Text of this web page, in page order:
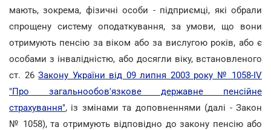
мають, зокрема, фізичні особи - підприємці, які обрали
спрощену систему оподаткування, за умови, що вони
отримують пенсію за віком або за вислугою років, або є
особами з інвалідністю, або досягли віку, встановленого
ст. 26Закону України від 09 липня 2003 року № 1058-IV
"Про загальнообов'язкове державне пенсійне
страхування", із змінами та доповненнями (далі - Закон
№ 1058), та отримують відповідно до закону пенсію або